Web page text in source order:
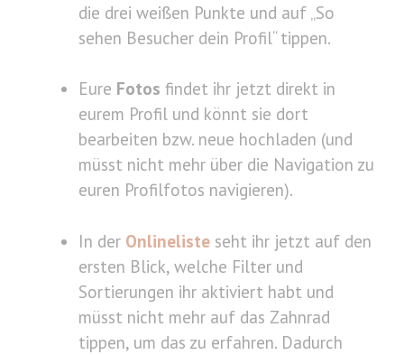
die drei weißen Punkte und auf „So
sehen Besucher dein Profil“ tippen.
Eure Fotos findet ihr jetzt direkt in
eurem Profil und könnt sie dort
bearbeiten bzw. neue hochladen (und
müsst nicht mehr über die Navigation zu
euren Profilfotos navigieren).
In der Onlineliste seht ihr jetzt auf den
ersten Blick, welche Filter und
Sortierungen ihr aktiviert habt und
müsst nicht mehr auf das Zahnrad
tippen, um das zu erfahren. Dadurch